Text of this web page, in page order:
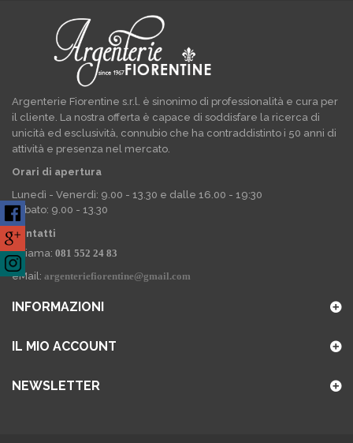
Argenterie Fiorentine s.r.l. è sinonimo di professionalità e cura per
il cliente. La nostra offerta è capace di soddisfare la ricerca di
unicità ed esclusività, connubio che ha contraddistinto i 50 anni di
attività e presenza nel mercato.
Orari di apertura
Lunedì - Venerdì: 9.00 - 13.30 e dalle 16.00 - 19:30
Sabato: 9.00 - 13.30
Contatti
Chiama: 081 552 24 83
eMail: argenteriefiorentine@gmail.com
INFORMAZIONI
IL MIO ACCOUNT
NEWSLETTER